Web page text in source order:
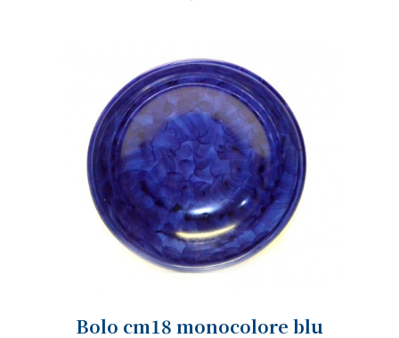
Bolo cm18 monocolore blu